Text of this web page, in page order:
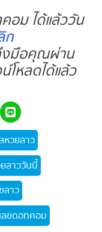
อม ได้แล้ววัน
ก
งมือคุณผ่าน
โหลดได้แล้ว
หวยลาว
ลาววันนี้
ลาว
ลขดอทคอม